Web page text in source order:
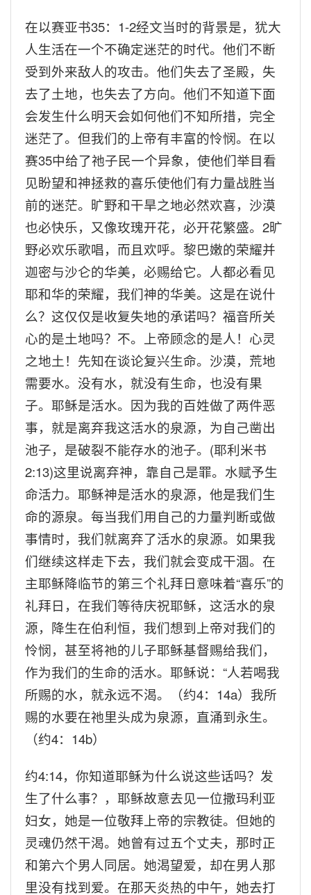
在以赛亚书35： 1-2经文当时的背景是，犹大
人生活在一个不确定迷茫的时代。他们不断
受到外来敌人的攻击。他们失去了圣殿，失
去了土地，也失去了方向。他们不知道下面
会发生什么明天会如何他们不知所措，完全
迷茫了。但我们的上帝有丰富的怜悯。在以
赛35中给了祂子民一个异象，使他们举目看
见盼望和神拯救的喜乐使他们有力量战胜当
前的迷茫。旷野和干旱之地必然欢喜，沙漠
也必快乐，又像玫瑰开花，必开花繁盛。 2旷
野必欢乐歌唱，而且欢呼。黎巴嫩的荣耀并
迦密与沙仑的华美，必赐给它。人都必看见
耶和华的荣耀，我们神的华美。这是在说什
么？这仅仅是收复失地的承诺吗？福音所关
心的是土地吗？不。上帝顾念的是人！心灵
之地土！先知在谈论复兴生命。沙漠，荒地
需要水。没有水，就没有生命，也没有果
子。耶稣是活水。因为我的百姓做了两件恶
事，就是离弃我这活水的泉源，为自己凿出
池子，是破裂不能存水的池子。 (耶利米书
2:13)这里说离弃神，靠自己是罪。水赋予生
命活力。耶稣神是活水的泉源，他是我们生
命的源泉。每当我们用自己的力量判断或做
事情时，我们就离弃了活水的泉源。如果我
们继续这样走下去，我们就会变成干涸。在
主耶稣降临节的第三个礼拜日意味着“喜乐”的
礼拜日，在我们等待庆祝耶稣，这活水的泉
源，降生在伯利恒，我们想到上帝对我们的
怜悯，甚至将祂的儿子耶稣基督赐给我们，
作为我们的生命的活水。耶稣说： “人若喝我
所赐的水，就永远不渴。（约4： 14a）我所
赐的水要在祂里头成为泉源，直涌到永生。
（约4： 14b）
约4:14，你知道耶稣为什么说这些话吗？发
生了什么事？，耶稣故意去见一位撒玛利亚
妇女，她是一位敬拜上帝的宗教徒。但她的
灵魂仍然干渴。她曾有过五个丈夫，那时正
和第六个男人同居。她渴望爱，却在男人那
里没有找到爱。在那天炎热的中午，她去打